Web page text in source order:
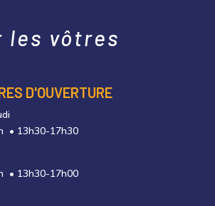
les vôtres
D'OUVERTURE
• 13h30-17h30
• 13h30-17h00